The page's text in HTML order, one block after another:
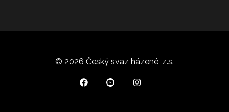
© 2026 Český svaz házené, z.s.